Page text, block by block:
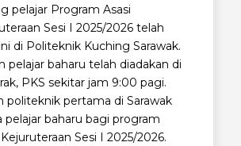
pelajar Program Asasi
Sesi I 2025/2026 telah
di Politeknik Kuching Sarawak.
pelajar baharu telah diadakan di
PKS sekitar jam 9:00 pagi.
politeknik pertama di Sarawak
baharu bagi program
Sesi I 2025/2026.